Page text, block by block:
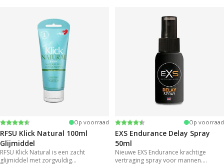
Beoordeling:
4.4 uit 5 sterren Op voorraad
RFSU Klick Natural 100ml
Glijmiddel
RFSU Klick Natural is een zacht
glijmiddel met zorgvuldig
Beoordeling:
4.2 uit 5 sterren Op voorraad
EXS Endurance Delay Spray
50ml
Nieuwe EXS Endurance krachtige
vertraging spray voor mannen.